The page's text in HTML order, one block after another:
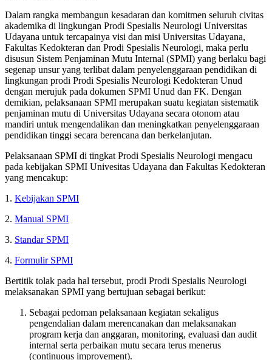
Dalam rangka membangun kesadaran dan komitmen seluruh civitas
akademika di lingkungan Prodi Spesialis Neurologi Universitas
Udayana untuk tercapainya visi dan misi Universitas Udayana,
Fakultas Kedokteran dan Prodi Spesialis Neurologi, maka perlu
disusun Sistem Penjaminan Mutu Internal (SPMI) yang berlaku bagi
segenap unsur yang terlibat dalam penyelenggaraan pendidikan di
lingkungan prodi Prodi Spesialis Neurologi Kedokteran Unud
dengan merujuk pada dokumen SPMI Unud dan FK. Dengan
demikian, pelaksanaan SPMI merupakan suatu kegiatan sistematik
penjaminan mutu di Universitas Udayana secara otonom atau
mandiri untuk mengendalikan dan meningkatkan penyelenggaraan
pendidikan tinggi secara berencana dan berkelanjutan.
Pelaksanaan SPMI di tingkat Prodi Spesialis Neurologi mengacu
pada kebijakan SPMI Univesitas Udayana dan Fakultas Kedokteran
yang mencakup:
1. Kebijakan SPMI
2. Manual SPMI
3. Standar SPMI
4. Formulir SPMI
Bertitik tolak pada hal tersebut, prodi Prodi Spesialis Neurologi
melaksanakan SPMI yang bertujuan sebagai berikut:
Sebagai pedoman pelaksanaan kegiatan sekaligus
pengendalian dalam merencanakan dan melaksanakan
program kerja dan anggaran, monitoring, evaluasi dan audit
internal serta perbaikan mutu secara terus menerus
(continuous improvement).